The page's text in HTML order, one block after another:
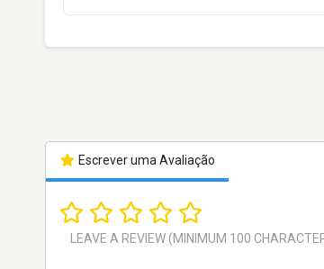
Escrever uma Avaliação